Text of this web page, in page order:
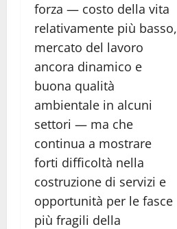
forza — costo della vita
relativamente più basso,
mercato del lavoro
ancora dinamico e
buona qualità
ambientale in alcuni
settori — ma che
continua a mostrare
forti difficoltà nella
costruzione di servizi e
opportunità per le fasce
più fragili della